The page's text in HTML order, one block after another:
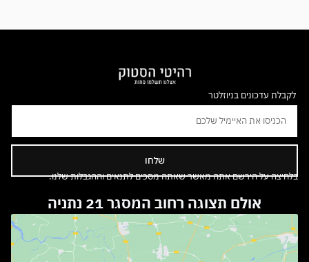
לקבלת עדכונים בניוזלטר
שלחו
בלחיצה על הירשם אתה מאשר שאתה מסכים לתנאים וההגבלות שלנו.
אולם תצוגה רחוב המסגר 21 נתניה